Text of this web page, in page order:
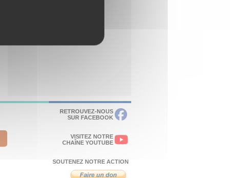
RETROUVEZ-NOUS
SUR FACEBOOK
VISITEZ NOTRE
CHAÎNE YOUTUBE
SOUTENEZ NOTRE ACTION